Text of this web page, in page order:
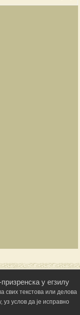
у егзилу
свих текстова или делова
уз услов да је исправно